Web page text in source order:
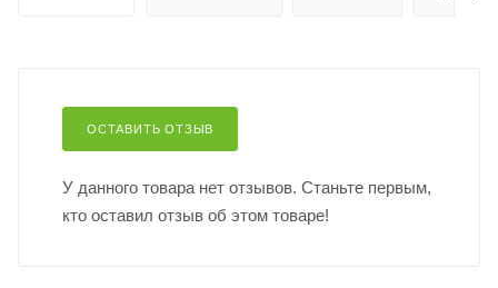
ОСТАВИТЬ ОТЗЫВ
У данного товара нет отзывов. Станьте первым,
кто оставил отзыв об этом товаре!